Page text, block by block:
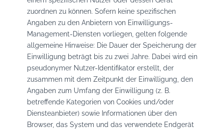
zuordnen zu können. Sofern keine spezifischen
Angaben zu den Anbietern von Einwilligungs-
Management-Diensten vorliegen, gelten folgende
allgemeine Hinweise: Die Dauer der Speicherung der
Einwilligung beträgt bis zu zwei Jahre. Dabei wird ein
pseudonymer Nutzer-Identifikator erstellt, der
zusammen mit dem Zeitpunkt der Einwilligung, den
Angaben zum Umfang der Einwilligung (z. B.
betreffende Kategorien von Cookies und/oder
Diensteanbieter) sowie Informationen über den
Browser, das System und das verwendete Endgerät